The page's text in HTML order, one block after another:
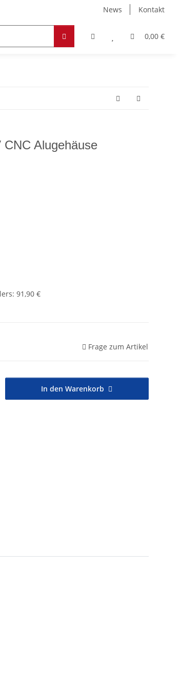
News Kontakt
0,00 €
Hobby & Freizeit Werkstoffe
Alugehäuse
: 91,90 €
Frage zum Artikel
In den Warenkorb